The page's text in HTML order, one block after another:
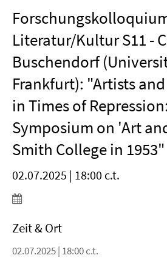
Literatur/Kultur S11 -
Buschendorf
Frankfurt): "Artists
in Times of
Symposium on 'Art
Smith College in 1953"
02.07.2025 | 18:00 c.t.
Zeit & Ort
02.07.2025 | 18:00 c.t.